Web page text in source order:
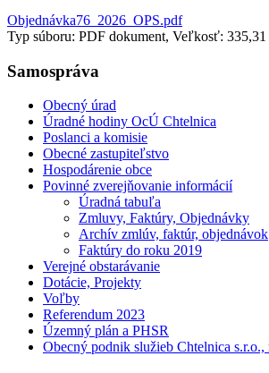
Objednávka76_2026_OPS.pdf
Typ súboru: PDF dokument, Veľkosť:
Samospráva
Obecný úrad
Úradné hodiny OcÚ Chtelnica
Poslanci a komisie
Obecné zastupiteľstvo
Hospodárenie obce
Povinné zverejňovanie informácií
Úradná tabuľa
Zmluvy, Faktúry, Objednávky
Archív zmlúv, faktúr, objednávok
Faktúry do roku 2019
Verejné obstarávanie
Dotácie, Projekty
Voľby
Referendum 2023
Územný plán a PHSR
Obecný podnik služieb Chtelnica s.r.o.,